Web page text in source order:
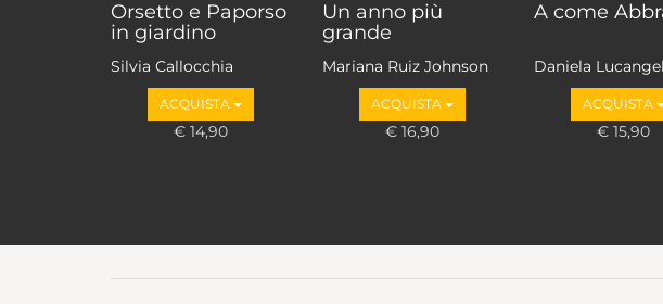
Orsetto e Paporso
in giardino
Silvia Callocchia
ACQUISTA
€ 14,90
Un anno più
grande
Mariana Ruiz Johnson
ACQUISTA
€ 16,90
A come
Daniela
ACQUISTA
€ 15,90